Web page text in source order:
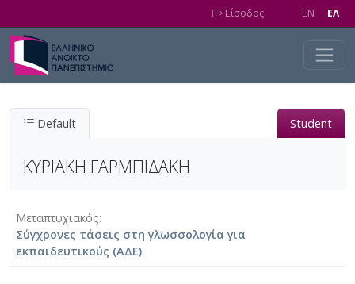
Είσοδος EN EΛ
Default Student
ΚΥΡΙΑΚΗ ΓΑΡΜΠΙΔΑΚΗ
Μεταπτυχιακός
Σύγχρονες τάσεις στη γλωσσολογία για
εκπαιδευτικούς (ΑΔΕ)